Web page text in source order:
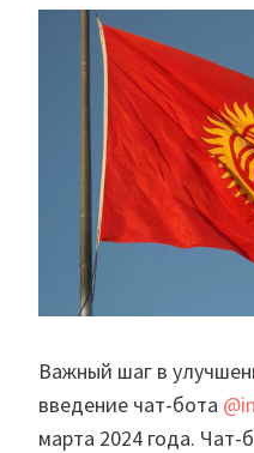
Важный шаг в
введение чат-бота
марта 2024 года. Чат-